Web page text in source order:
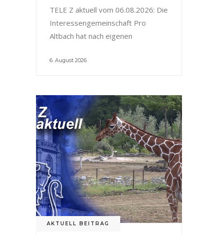
TELE Z aktuell vom 06.08.2026: Die
Interessengemeinschaft Pro
Altbach hat nach eigenen
6. August 2026
AKTUELL BEITRAG